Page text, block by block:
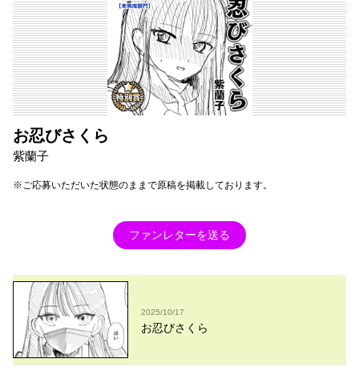
お忍びさくら
紫蘭子
※ご応募いただいた状態のままで原稿を掲載しております。
ファンレターを送る
2025/10/17
お忍びさくら